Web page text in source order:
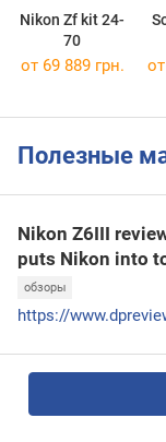
Nikon Zf kit 24-
70
от 69 889 грн.
Полезные
Nikon Z6III
puts Nikon into
обзоры